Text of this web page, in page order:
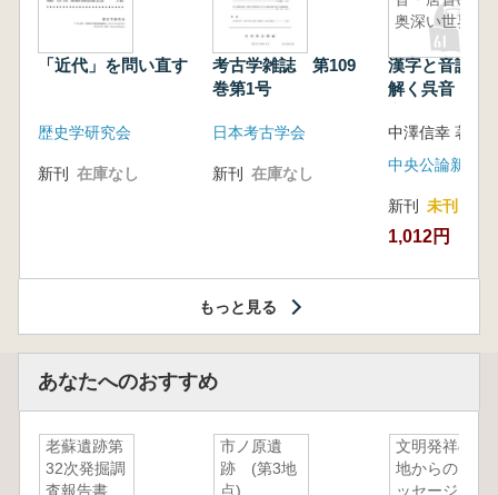
「近代」を問い直す
歴史学研究会
新刊 在庫なし
考古学雑誌 第109
巻第1号
日本考古学会
新刊 在庫なし
奥深い世界
漢字と音読み
解く呉音・漢
中澤信幸 著
中央公論新社
新刊 未刊
1,012円
もっと見る
あなたへのおすすめ
老蘇遺跡第
32次発掘調
査報告書
市ノ原遺
跡 (第3地
点)
文明発祥の
地からのメ
ッセージ